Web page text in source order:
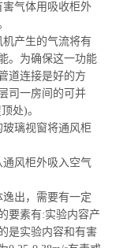
害气体用吸收柜外
机产生的气流将有
。为确保这一功能
道连接是好的方
司一房间的可并
处)。
璃视窗将通风柜
风柜外吸入空气
出，需要有一定
要素有:实验内容产
是实验内容和有害